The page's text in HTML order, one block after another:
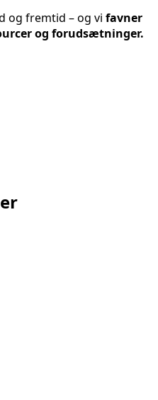
og fremtid – og vi favner
og forudsætninger.